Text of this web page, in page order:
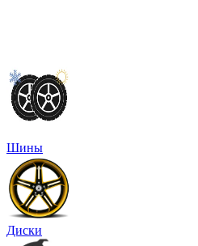
Шины
Диски